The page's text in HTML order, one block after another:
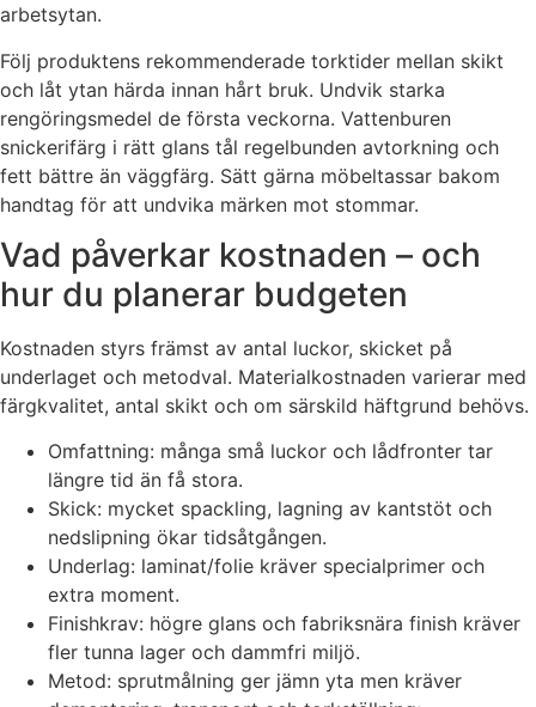
arbetsytan.
Följ produktens rekommenderade torktider mellan skikt
och låt ytan härda innan hårt bruk. Undvik starka
rengöringsmedel de första veckorna. Vattenburen
snickerifärg i rätt glans tål regelbunden avtorkning och
fett bättre än väggfärg. Sätt gärna möbeltassar bakom
handtag för att undvika märken mot stommar.
Vad påverkar kostnaden – och
hur du planerar budgeten
Kostnaden styrs främst av antal luckor, skicket på
underlaget och metodval. Materialkostnaden varierar med
färgkvalitet, antal skikt och om särskild häftgrund behövs.
Omfattning: många små luckor och lådfronter tar
längre tid än få stora.
Skick: mycket spackling, lagning av kantstöt och
nedslipning ökar tidsåtgången.
Underlag: laminat/folie kräver specialprimer och
extra moment.
Finishkrav: högre glans och fabriksnära finish kräver
fler tunna lager och dammfri miljö.
Metod: sprutmålning ger jämn yta men kräver